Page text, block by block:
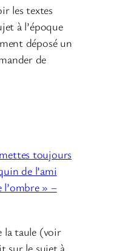
les textes
à l’époque
déposé un
de
toujours
de l’ami
l’ombre » –
la taule (voir
sur le sujet à